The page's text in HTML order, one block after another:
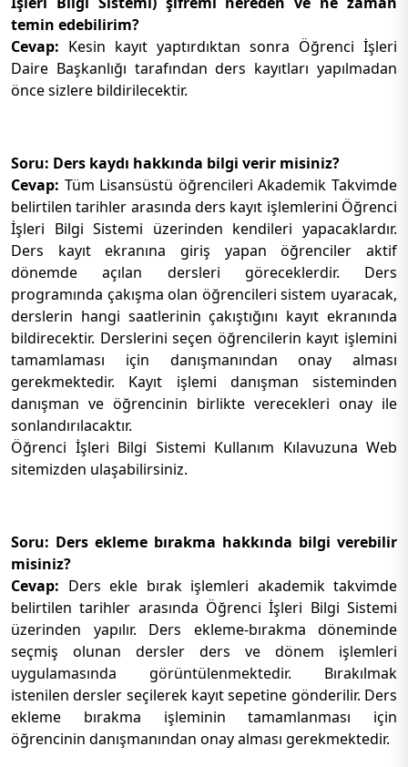
temin edebilirim?
Cevap: Kesin kayıt yaptırdıktan sonra Öğrenci İşleri
Daire Başkanlığı tarafından ders kayıtları yapılmadan
önce sizlere bildirilecektir.
Soru: Ders kaydı hakkında bilgi verir misiniz?
Cevap: Tüm Lisansüstü öğrencileri Akademik Takvimde
belirtilen tarihler arasında ders kayıt işlemlerini Öğrenci
İşleri Bilgi Sistemi üzerinden kendileri yapacaklardır.
Ders kayıt ekranına giriş yapan öğrenciler aktif
dönemde açılan dersleri göreceklerdir. Ders
programında çakışma olan öğrencileri sistem uyaracak,
derslerin hangi saatlerinin çakıştığını kayıt ekranında
bildirecektir. Derslerini seçen öğrencilerin kayıt işlemini
tamamlaması için danışmanından onay alması
gerekmektedir. Kayıt işlemi danışman sisteminden
danışman ve öğrencinin birlikte verecekleri onay ile
sonlandırılacaktır.
Öğrenci İşleri Bilgi Sistemi Kullanım Kılavuzuna Web
sitemizden ulaşabilirsiniz.
Soru: Ders ekleme bırakma hakkında bilgi verebilir
misiniz?
Cevap: Ders ekle bırak işlemleri akademik takvimde
belirtilen tarihler arasında Öğrenci İşleri Bilgi Sistemi
üzerinden yapılır. Ders ekleme-bırakma döneminde
seçmiş olunan dersler ders ve dönem işlemleri
uygulamasında görüntülenmektedir. Bırakılmak
istenilen dersler seçilerek kayıt sepetine gönderilir. Ders
ekleme bırakma işleminin tamamlanması için
öğrencinin danışmanından onay alması gerekmektedir.